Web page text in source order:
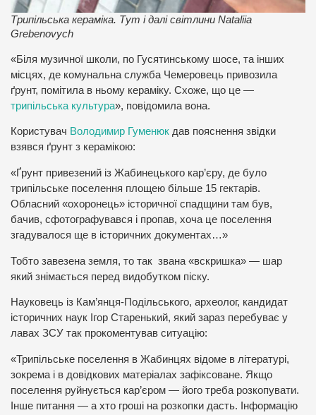
Трипільська кераміка. Тут і далі світлини Nataliia
Grebenovych
«Біля музичної школи, по Гусятинському шосе, та інших
місцях, де комунальна служба Чемеровець привозила
ґрунт, помітила в ньому кераміку. Схоже, що це —
трипільська культура», повідомила вона.
Користувач Володимир Гуменюк дав пояснення звідки
взявся ґрунт з керамікою:
«Ґрунт привезений із Жабинецького кар’єру, де було
трипільське поселення площею більше 15 гектарів.
Обласний «охоронець» історичної спадщини там був,
бачив, сфотографувався і пропав, хоча це поселення
згадувалося ще в історичних документах…»
Тобто завезена земля, то так звана «вскришка» — шар
який знімається перед видобутком піску.
Науковець із Кам’янця-Подільського, археолог, кандидат
історичних наук Ігор Старенький, який зараз перебуває у
лавах ЗСУ так прокоментував ситуацію:
«Трипільське поселення в Жабинцях відоме в літературі,
зокрема і в довідкових матеріалах зафіксоване. Якщо
поселення руйнується кар’єром — його треба розкопувати.
Інше питання — а хто гроші на розкопки дасть. Інформацію